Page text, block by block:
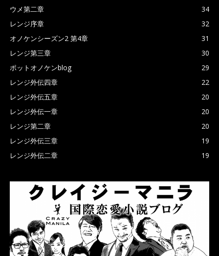
ウメ第二章
34
レンジ序章
32
オノケンシーズン2 第4章
31
レンジ第三章
30
ポットオノケンblog
29
レンジ外伝四章
22
レンジ外伝五章
20
レンジ外伝一章
20
レンジ第二章
20
レンジ外伝三章
19
レンジ外伝二章
19